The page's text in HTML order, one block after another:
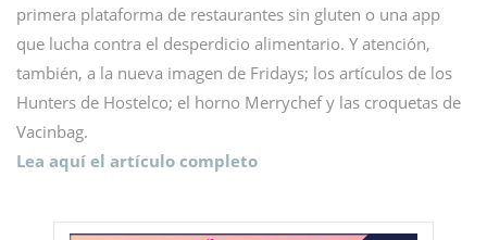
primera plataforma de restaurantes sin gluten o una app
que lucha contra el desperdicio alimentario. Y atención,
también, a la nueva imagen de Fridays; los artículos de los
Hunters de Hostelco; el horno Merrychef y las croquetas de
Vacinbag.
Lea aquí el artículo completo